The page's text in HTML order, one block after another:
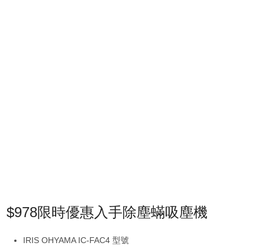
$978限時優惠入手除塵蟎吸塵機
IRIS OHYAMA IC-FAC4 型號